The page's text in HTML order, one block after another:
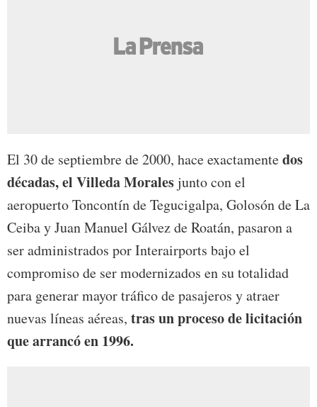
El 30 de septiembre de 2000, hace exactamentedos
décadas, el Villeda Moralesjunto con el
aeropuerto Toncontín de Tegucigalpa, Golosón de La
Ceiba y Juan Manuel Gálvez de Roatán, pasaron a
ser administrados por Interairports bajo el
compromiso de ser modernizados en su totalidad
para generar mayor tráfico de pasajeros y atraer
nuevas líneas aéreas, tras un proceso de licitación
que arrancó en 1996.